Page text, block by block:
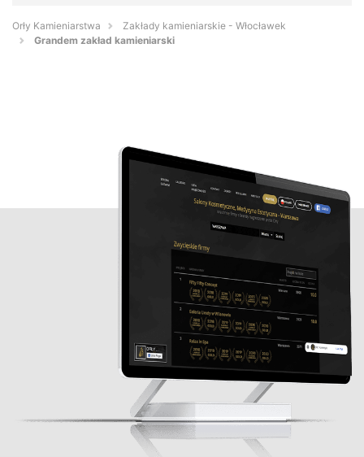
Orły Kamieniarstwa
Zakłady kamieniarskie - Włocławek
Grandem zakład kamieniarski